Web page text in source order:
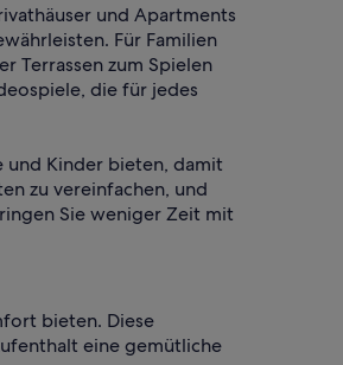
und Apartments
Für Familien
Terrassen zum Spielen
die für jedes
und Kinder bieten, damit
zu vereinfachen, und
Sie weniger Zeit mit
bieten. Diese
eine gemütliche